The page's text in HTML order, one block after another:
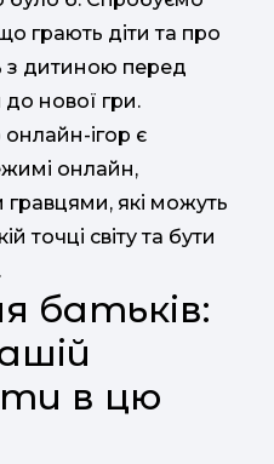
грають діти та про
з дитиною перед
до нової гри.
онлайн-ігор є
онлайн,
гравцями, які можуть
точці світу та бути
батьків:
в цю